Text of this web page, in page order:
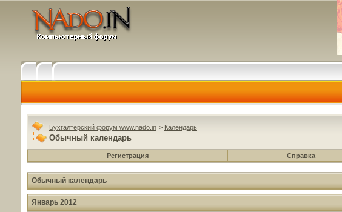
Бухгалтерский форум www.nado.in > Календарь
Обычный календарь
Регистрация Справка
Обычный календарь
Январь 2012